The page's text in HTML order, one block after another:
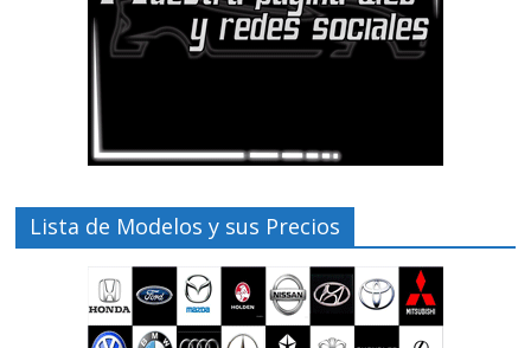
Lista de Modelos y sus Precios